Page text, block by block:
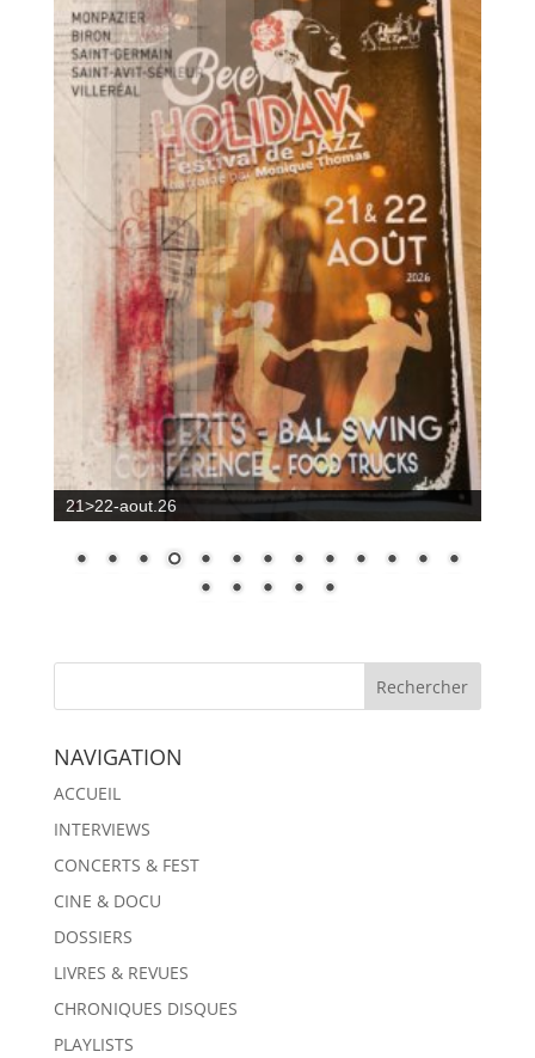
21>22-aout.26
NAVIGATION
ACCUEIL
INTERVIEWS
CONCERTS & FEST
CINE & DOCU
DOSSIERS
LIVRES & REVUES
CHRONIQUES DISQUES
PLAYLISTS